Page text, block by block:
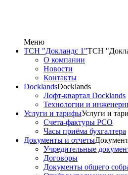
Меню
ТСН "Докландс 1"ТСН
О компании
Новости
Контакты
DocklandsDocklands
Лофт-квартал Docklands
Технологии и
Услуги и тарифыУслуги и
Счета-фактуры РСО
Часы приёма бухгалтера
Документы и отчеты
Учредительные
Договоры
Документы общего